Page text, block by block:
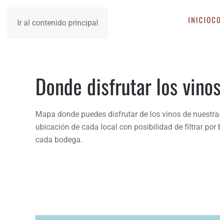
Ir al contenido principal INICIO
Donde disfrutar los
Mapa donde puedes disfrutar de los vinos de
ubicación de cada local con posibilidad de filtrar por
cada bodega.